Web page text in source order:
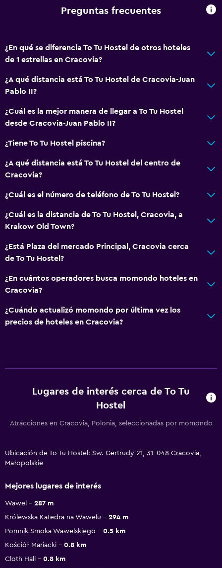
Preguntas frecuentes
¿En qué se diferencia To Tu Hostel de otros hoteles
de 1 estrellas en Cracovia?
¿A qué distancia está To Tu Hostel de Cracovia-Juan
Pablo II?
¿Cuál es la mejor manera de llegar a To Tu Hostel
desde Cracovia-Juan Pablo II?
¿Tiene To Tu Hostel piscina?
¿A qué distancia está To Tu Hostel del centro de
Cracovia?
¿Cuál es el número de teléfono de To Tu Hostel?
¿Cuál es la distancia de To Tu Hostel, Cracovia, a
Krakow Old Town?
¿Está Plaza del mercado Principal, Cracovia cerca
de To Tu Hostel?
¿En cuántos operadores busca momondo hoteles en
Cracovia?
¿Cuándo actualizó momondo por última vez los
precios de hoteles en Cracovia?
Lugares de interés cerca de To Tu
Hostel
Atracciones en Cracovia, Polonia, seleccionadas por momondo
Ubicación de To Tu Hostel: Sw. Gertrudy 21, 31-048 Cracovia,
Małopolskie
Mejores lugares de interés
Wawel
287 m
Królewska Katedra na Wawelu
294 m
Pomnik Smoka Wawelskiego
0.5 km
Kościół Mariacki
0.8 km
Cloth Hall
0.8 km